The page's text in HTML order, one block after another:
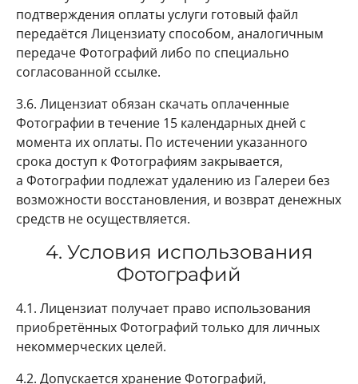
подтверждения оплаты услуги готовый файл
передаётся Лицензиату способом, аналогичным
передаче Фотографий либо по специально
согласованной ссылке.
3.6. Лицензиат обязан скачать оплаченные
Фотографии в течение 15 календарных дней с
момента их оплаты. По истечении указанного
срока доступ к Фотографиям закрывается,
а Фотографии подлежат удалению из Галереи без
возможности восстановления, и возврат денежных
средств не осуществляется.
4. Условия использования
Фотографий
4.1. Лицензиат получает право использования
приобретённых Фотографий только для личных
некоммерческих целей.
4.2. Допускается хранение Фотографий,